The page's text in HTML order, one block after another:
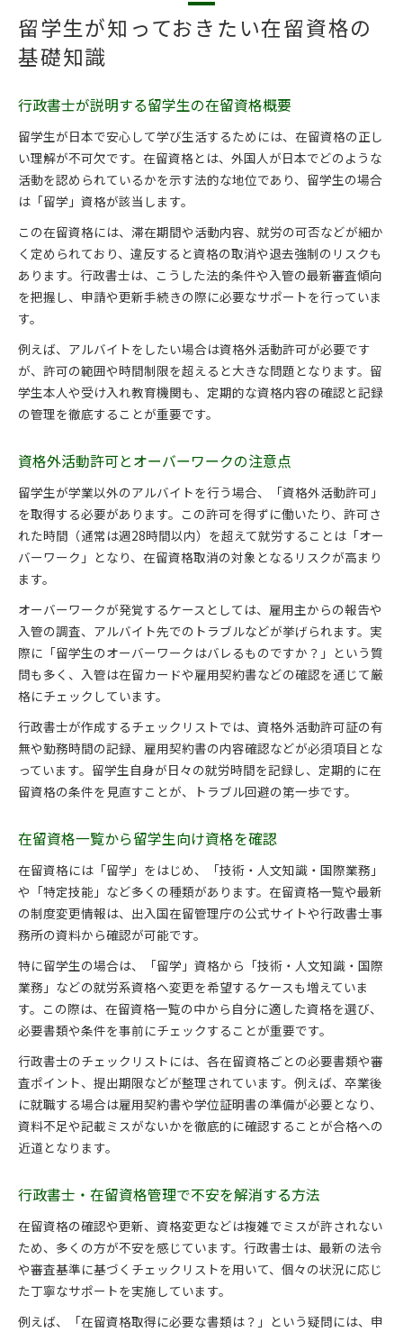
留学生が知っておきたい在留資格の
基礎知識
行政書士が説明する留学生の在留資格概要
留学生が日本で安心して学び生活するためには、在留資格の正し
い理解が不可欠です。在留資格とは、外国人が日本でどのような
活動を認められているかを示す法的な地位であり、留学生の場合
は「留学」資格が該当します。
この在留資格には、滞在期間や活動内容、就労の可否などが細か
く定められており、違反すると資格の取消や退去強制のリスクも
あります。行政書士は、こうした法的条件や入管の最新審査傾向
を把握し、申請や更新手続きの際に必要なサポートを行っていま
す。
例えば、アルバイトをしたい場合は資格外活動許可が必要です
が、許可の範囲や時間制限を超えると大きな問題となります。留
学生本人や受け入れ教育機関も、定期的な資格内容の確認と記録
の管理を徹底することが重要です。
資格外活動許可とオーバーワークの注意点
留学生が学業以外のアルバイトを行う場合、「資格外活動許可」
を取得する必要があります。この許可を得ずに働いたり、許可さ
れた時間（通常は週28時間以内）を超えて就労することは「オー
バーワーク」となり、在留資格取消の対象となるリスクが高まり
ます。
オーバーワークが発覚するケースとしては、雇用主からの報告や
入管の調査、アルバイト先でのトラブルなどが挙げられます。実
際に「留学生のオーバーワークはバレるものですか？」という質
問も多く、入管は在留カードや雇用契約書などの確認を通じて厳
格にチェックしています。
行政書士が作成するチェックリストでは、資格外活動許可証の有
無や勤務時間の記録、雇用契約書の内容確認などが必須項目とな
っています。留学生自身が日々の就労時間を記録し、定期的に在
留資格の条件を見直すことが、トラブル回避の第一歩です。
在留資格一覧から留学生向け資格を確認
在留資格には「留学」をはじめ、「技術・人文知識・国際業務」
や「特定技能」など多くの種類があります。在留資格一覧や最新
の制度変更情報は、出入国在留管理庁の公式サイトや行政書士事
務所の資料から確認が可能です。
特に留学生の場合は、「留学」資格から「技術・人文知識・国際
業務」などの就労系資格へ変更を希望するケースも増えていま
す。この際は、在留資格一覧の中から自分に適した資格を選び、
必要書類や条件を事前にチェックすることが重要です。
行政書士のチェックリストには、各在留資格ごとの必要書類や審
査ポイント、提出期限などが整理されています。例えば、卒業後
に就職する場合は雇用契約書や学位証明書の準備が必要となり、
資料不足や記載ミスがないかを徹底的に確認することが合格への
近道となります。
行政書士・在留資格管理で不安を解消する方法
在留資格の確認や更新、資格変更などは複雑でミスが許されない
ため、多くの方が不安を感じています。行政書士は、最新の法令
や審査基準に基づくチェックリストを用いて、個々の状況に応じ
た丁寧なサポートを実施しています。
例えば、「在留資格取得に必要な書類は？」という疑問には、申